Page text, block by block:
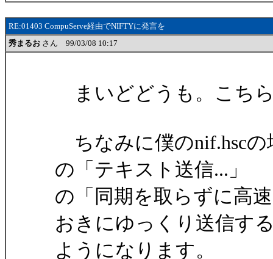
RE:01403 CompuServe経由でNIFTYに発言を
秀まるお さん 99/03/08 10:17
まいどどうも。こち
ちなみに僕のnif.hsc
の「テキスト送信...」
の「同期を取らずに高
おきにゆっくり送信す
ようになります。